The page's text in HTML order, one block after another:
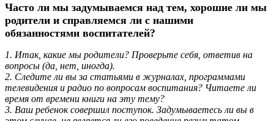
Часто ли мы задумываемся над тем, хорошие ли мы
родители и справляемся ли с нашими
обязанностями воспитателей?
1. Итак, какие мы родители? Проверьте себя, ответив на
вопросы (да, нет, иногда).
2. Следите ли вы за статьями в журналах, программами
телевидения и радио по вопросам воспитания? Читаете ли
время от времени книги на эту тему?
3. Ваш ребенок совершил поступок. Задумываетесь ли вы в